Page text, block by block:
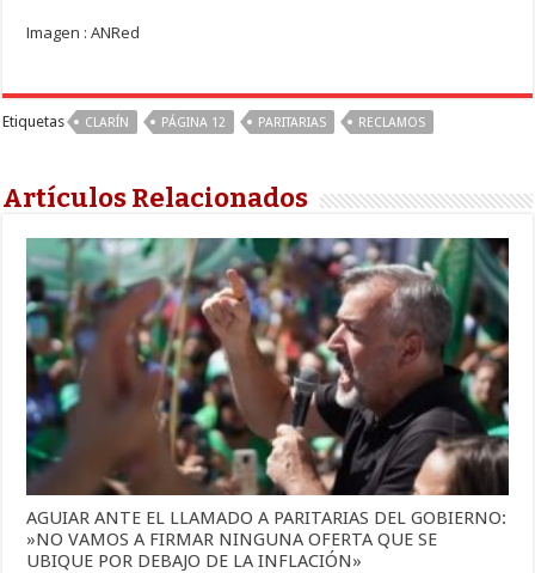
Imagen : ANRed
Etiquetas CLARÍN PÁGINA 12 PARITARIAS RECLAMOS
Artículos Relacionados
AGUIAR ANTE EL LLAMADO A PARITARIAS DEL GOBIERNO:
»NO VAMOS A FIRMAR NINGUNA OFERTA QUE SE
UBIQUE POR DEBAJO DE LA INFLACIÓN»